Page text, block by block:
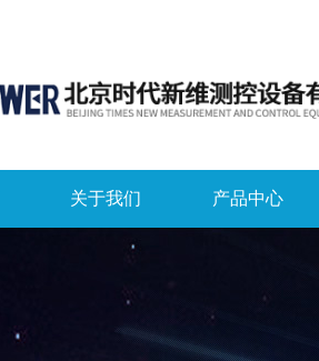
关于我们 产品中心